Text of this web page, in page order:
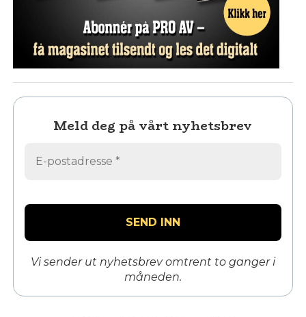
Meld deg på vårt nyhetsbrev
Vi sender ut nyhetsbrev omtrent to ganger i
måneden.